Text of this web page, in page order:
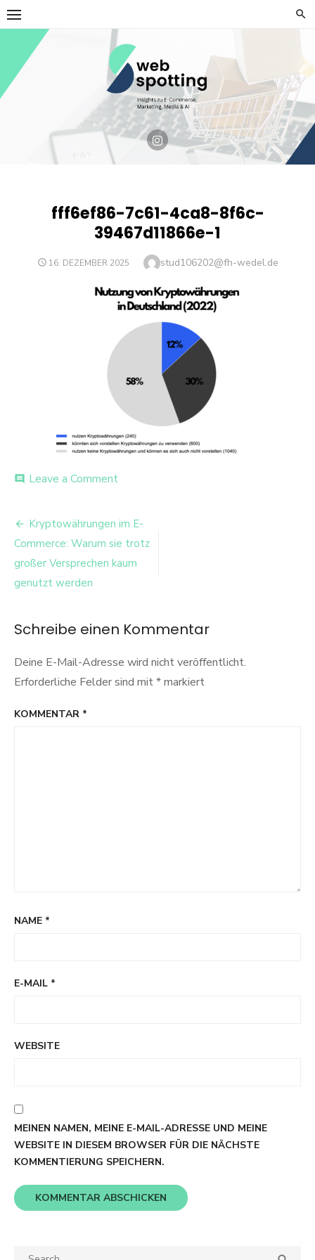
Skip
to
content
fff6ef86-7c61-4ca8-8f6c-
39467d11866e-1
POSTED
16. DEZEMBER 2025 Author
stud106202@fh-wedel.de
comment Leave a Commenton
4ca8-
39467d11866e-
1
Beitrags-
Navigation
Kryptowährungen im E-
Commerce: Warum sie trotz
großer Versprechen kaum
genutzt werden
Schreibe einen Kommentar
Deine E-Mail-Adresse wird nicht veröffentlicht.
Erforderliche Felder sind mit*markiert
KOMMENTAR *
NAME *
E-MAIL *
WEBSITE
MEINEN NAMEN, MEINE E-MAIL-ADRESSE UND MEINE
WEBSITE IN DIESEM BROWSER FÜR DIE NÄCHSTE
KOMMENTIERUNG SPEICHERN.
Search